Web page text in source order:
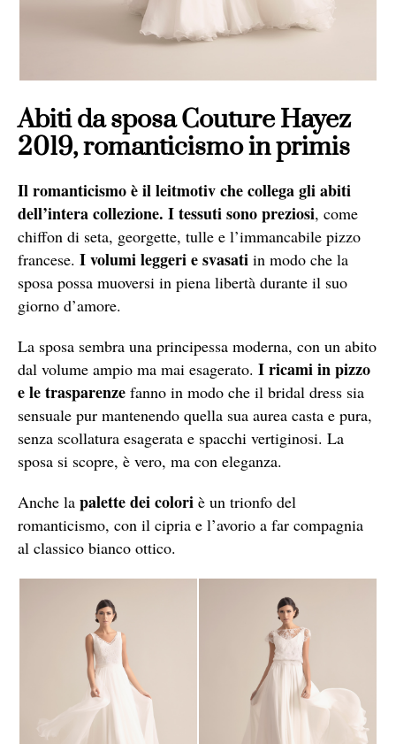
Abiti da sposa Couture Hayez
2019, romanticismo in primis
Il romanticismo è il leitmotiv che collega gli abiti
dell’intera collezione. I tessuti sono preziosi, come
chiffon di seta, georgette, tulle e l’immancabile pizzo
francese. I volumi leggeri e svasati in modo che la
sposa possa muoversi in piena libertà durante il suo
giorno d’amore.
La sposa sembra una principessa moderna, con un abito
dal volume ampio ma mai esagerato. I ricami in pizzo
e le trasparenze fanno in modo che il bridal dress sia
sensuale pur mantenendo quella sua aurea casta e pura,
senza scollatura esagerata e spacchi vertiginosi. La
sposa si scopre, è vero, ma con eleganza.
Anche la palette dei colori è un trionfo del
romanticismo, con il cipria e l’avorio a far compagnia
al classico bianco ottico.